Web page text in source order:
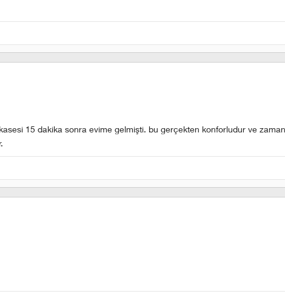
15 dakika sonra evime gelmişti. bu gerçekten konforludur ve zaman